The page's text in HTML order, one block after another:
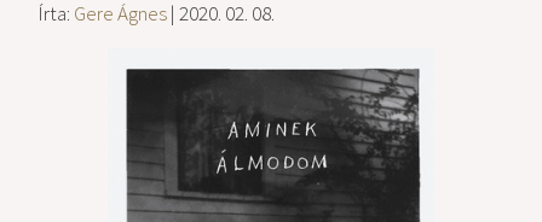
Írta: Gere Ágnes| 2020. 02. 08.